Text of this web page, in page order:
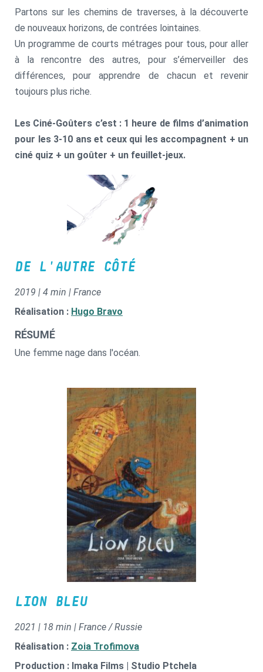
Partons sur les chemins de traverses, à la découverte
de nouveaux horizons, de contrées lointaines.
Un programme de courts métrages pour tous, pour aller
à la rencontre des autres, pour s’émerveiller des
différences, pour apprendre de chacun et revenir
toujours plus riche.
Les Ciné-Goûters c’est : 1 heure de films d’animation
pour les 3-10 ans et ceux qui les accompagnent + un
ciné quiz + un goûter + un feuillet-jeux.
DE L'AUTRE CÔTÉ
2019 | 4 min | France
Réalisation : Hugo Bravo
RÉSUMÉ
Une femme nage dans l'océan.
LION BLEU
2021 | 18 min | France / Russie
Réalisation : Zoia Trofimova
Production : Imaka Films | Studio Ptchela